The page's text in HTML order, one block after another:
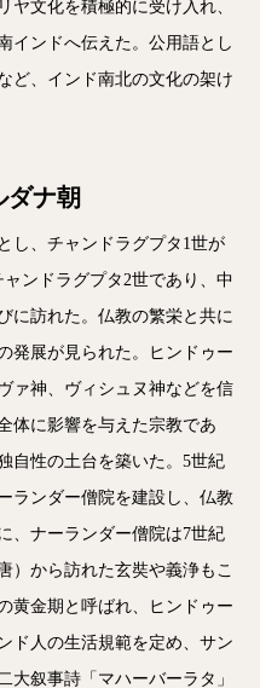
ヤ文化を積極的に受け入れ、
インドへ伝えた。公用語とし
ど、インド南北の文化の架け
ダナ朝
し、チャンドラグプタ1世が
ンドラグプタ2世であり、中
に訪れた。仏教の繁栄と共に
発展が見られた。ヒンドゥー
ァ神、ヴィシュヌ神などを信
体に影響を与えた宗教であ
自性の土台を築いた。5世紀
ランダー僧院を建設し、仏教
、ナーランダー僧院は7世紀
）から訪れた玄奘や義浄もこ
黄金期と呼ばれ、ヒンドゥー
ド人の生活規範を定め、サン
大叙事詩「マハーバーラタ」